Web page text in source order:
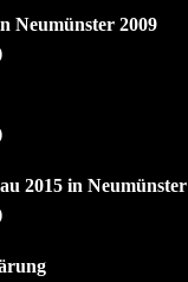
Neumünster 2009
2015 in Neumünster